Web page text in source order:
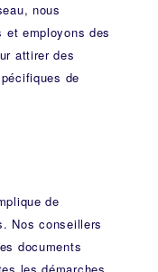
nous
et employons des
attirer des
de
de
Nosconseillers
documents